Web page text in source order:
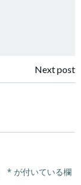
Next post
* が付いている欄